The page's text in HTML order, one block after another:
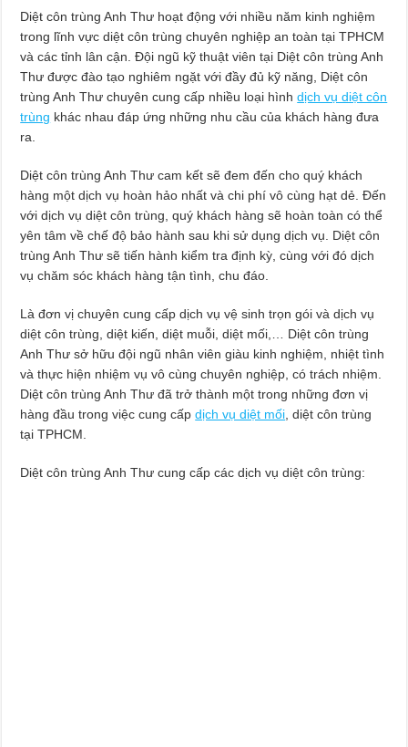
Diệt côn trùng Anh Thư hoạt động với nhiều năm kinh nghiệm
trong lĩnh vực diệt côn trùng chuyên nghiệp an toàn tại TPHCM
và các tỉnh lân cận. Đội ngũ kỹ thuật viên tại Diệt côn trùng Anh
Thư được đào tạo nghiêm ngặt với đầy đủ kỹ năng, Diệt côn
trùng Anh Thư chuyên cung cấp nhiều loại hìnhdịch vụ diệt côn
trùng khác nhau đáp ứng những nhu cầu của khách hàng đưa
ra.
Diệt côn trùng Anh Thư cam kết sẽ đem đến cho quý khách
hàng một dịch vụ hoàn hảo nhất và chi phí vô cùng hạt dẻ. Đến
với dịch vụ diệt côn trùng, quý khách hàng sẽ hoàn toàn có thể
yên tâm về chế độ bảo hành sau khi sử dụng dịch vụ. Diệt côn
trùng Anh Thư sẽ tiến hành kiểm tra định kỳ, cùng với đó dịch
vụ chăm sóc khách hàng tận tình, chu đáo.
Là đơn vị chuyên cung cấp dịch vụ vệ sinh trọn gói và dịch vụ
diệt côn trùng, diệt kiến, diệt muỗi, diệt mối,… Diệt côn trùng
Anh Thư sở hữu đội ngũ nhân viên giàu kinh nghiệm, nhiệt tình
và thực hiện nhiệm vụ vô cùng chuyên nghiệp, có trách nhiệm.
Diệt côn trùng Anh Thư đã trở thành một trong những đơn vị
hàng đầu trong việc cung cấpdịch vụ diệt mối, diệt côn trùng
tại TPHCM.
Diệt côn trùng Anh Thư cung cấp các dịch vụ diệt côn trùng: